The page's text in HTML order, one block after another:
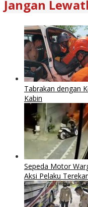
Jangan
Tabrakan dengan
Kabin
Sepeda Motor
Aksi Pelaku